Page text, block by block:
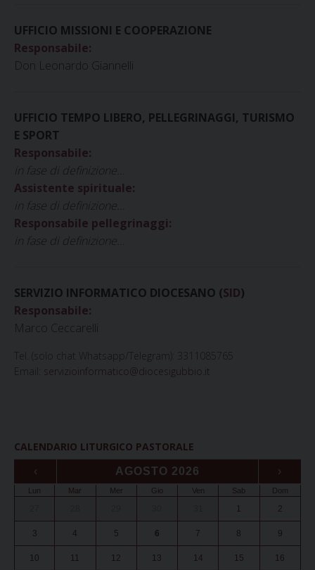
UFFICIO MISSIONI E COOPERAZIONE
Responsabile:
Don Leonardo Giannelli
UFFICIO TEMPO LIBERO, PELLEGRINAGGI, TURISMO
E SPORT
Responsabile:
in fase di definizione…
Assistente spirituale:
in fase di definizione…
Responsabile pellegrinaggi:
in fase di definizione…
SERVIZIO INFORMATICO DIOCESANO (SID)
Responsabile:
Marco Ceccarelli
Tel. (solo chat Whatsapp/Telegram): 3311085765
Email: servizioinformatico@diocesigubbio.it
CALENDARIO LITURGICO PASTORALE
‹ AGOSTO 2026 ›
Lun Mar Mer Gio Ven Sab Dom
1 2
3 4 5 6 7 8 9
10 11 12 13 14 15 16